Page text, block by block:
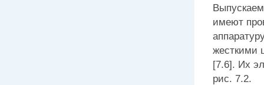
имеют
жесткими
[7.6]. Их
рис. 7.2.